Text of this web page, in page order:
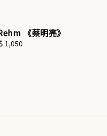
《蔡明亮》
Regular
1,050